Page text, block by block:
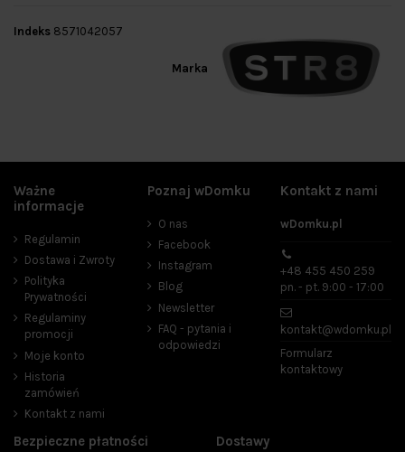
Marka
Indeks 8571042057
Ważne
informacje
Regulamin
Dostawa i Zwroty
Polityka
Prywatności
Regulaminy
promocji
Moje konto
Historia
zamówień
Kontakt z nami
Poznaj wDomku
O nas
Facebook
Instagram
Blog
Newsletter
FAQ - pytania i
odpowiedzi
Kontakt z nami
wDomku.pl
+48 455 450 259
pn. - pt. 9:00 - 17:00
kontakt@wdomku.pl
Formularz
kontaktowy
Bezpieczne płatności Dostawy